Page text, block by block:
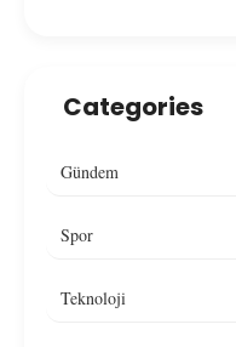
Categories
Gündem
Spor
Teknoloji